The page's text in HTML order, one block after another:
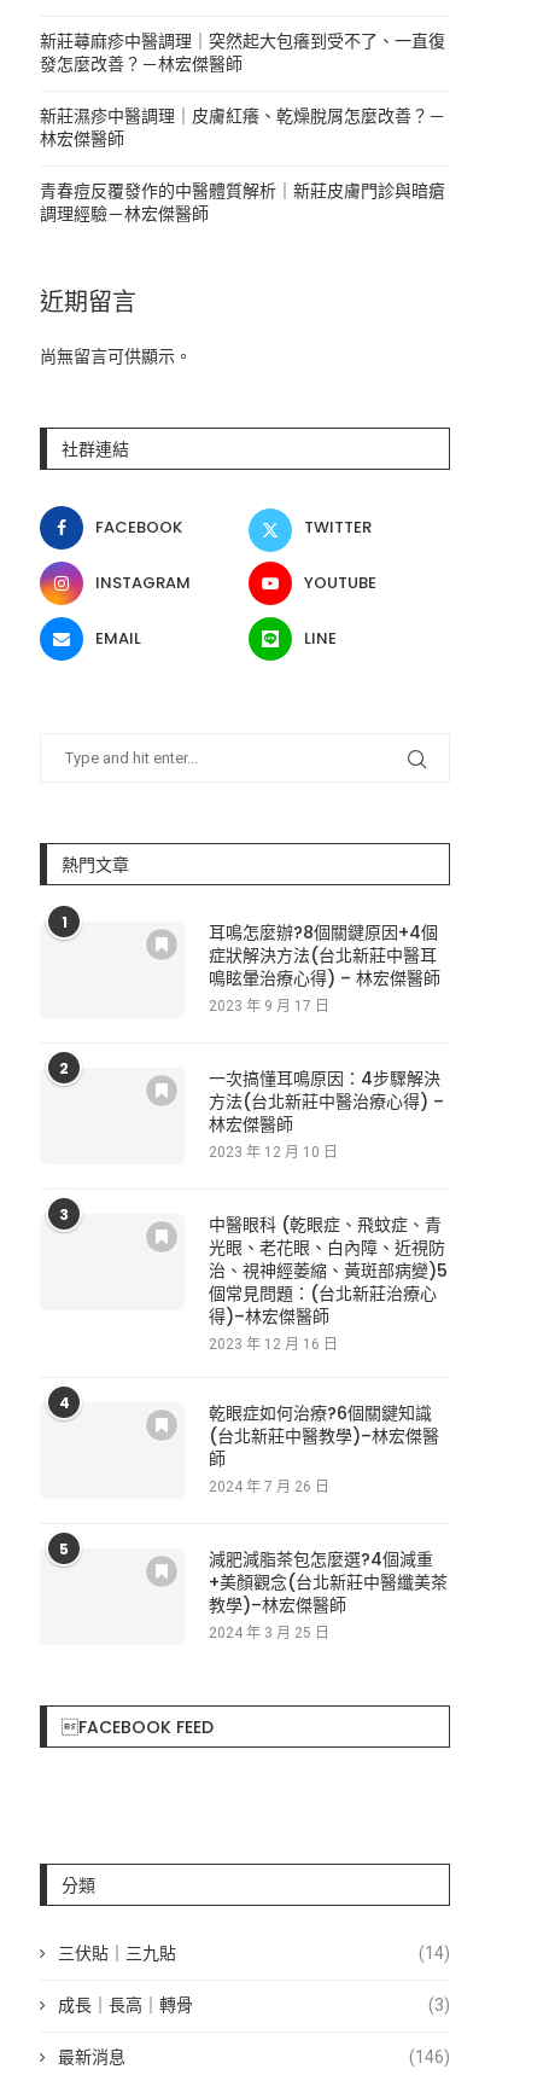
新莊蕁麻疹中醫調理｜突然起大包癢到受不了、一直復
發怎麼改善？－林宏傑醫師
新莊濕疹中醫調理｜皮膚紅癢、乾燥脫屑怎麼改善？－
林宏傑醫師
青春痘反覆發作的中醫體質解析｜新莊皮膚門診與暗瘡
調理經驗－林宏傑醫師
近期留言
尚無留言可供顯示。
社群連結
FACEBOOK TWITTER
INSTAGRAM YOUTUBE
EMAIL LINE
熱門文章
1
耳鳴怎麼辦?8個關鍵原因+4個
症狀解決方法(台北新莊中醫耳
鳴眩暈治療心得) – 林宏傑醫師
2023 年 9 月 17 日
2
一次搞懂耳鳴原因：4步驟解決
方法(台北新莊中醫治療心得) –
林宏傑醫師
2023 年 12 月 10 日
3
中醫眼科 (乾眼症、飛蚊症、青
光眼、老花眼、白內障、近視防
治、視神經萎縮、黃斑部病變)5
個常見問題：(台北新莊治療心
得)–林宏傑醫師
2023 年 12 月 16 日
4
乾眼症如何治療?6個關鍵知識
(台北新莊中醫教學)–林宏傑醫
師
2024 年 7 月 26 日
5
減肥減脂茶包怎麼選?4個減重
+美顏觀念(台北新莊中醫纖美茶
教學)–林宏傑醫師
2024 年 3 月 25 日
FACEBOOK FEED
分類
三伏貼｜三九貼 (14)
成長｜長高｜轉骨 (3)
最新消息 (146)